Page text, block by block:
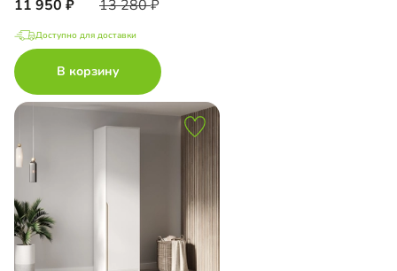
11 950 13 280
Доступно для доставки
В корзину